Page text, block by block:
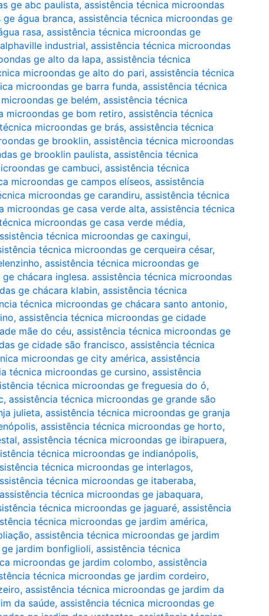
ge abc paulista, assistência técnica microondas
água branca, assistência técnica microondas ge
rasa, assistência técnica microondas ge
industrial, assistência técnica microondas
ge alto da lapa, assistência técnica
microondas ge alto do pari, assistência técnica
microondas ge barra funda, assistência técnica
ge belém, assistência técnica
microondas ge bom retiro, assistência técnica
microondas ge brás, assistência técnica
ge brooklin, assistência técnica microondas
ge brooklin paulista, assistência técnica
ge cambuci, assistência técnica
microondas ge campos elíseos, assistência
microondas ge carandiru, assistência técnica
microondas ge casa verde alta, assistência técnica
microondas ge casa verde média,
técnica microondas ge caxingui,
técnica microondas ge cerqueira césar,
, assistência técnica microondas ge
chácara inglesa. assistência técnica microondas
ge chácara klabin, assistência técnica
técnica microondas ge chácara santo antonio,
, assistência técnica microondas ge cidade
mãe do céu, assistência técnica microondas ge
ge cidade são francisco, assistência técnica
microondas ge city américa, assistência
técnica microondas ge cursino, assistência
técnica microondas ge freguesia do ó,
, assistência técnica microondas ge grande são
julieta, assistência técnica microondas ge granja
, assistência técnica microondas ge horto,
, assistência técnica microondas ge ibirapuera,
técnica microondas ge indianópolis,
técnica microondas ge interlagos,
técnica microondas ge itaberaba,
assistência técnica microondas ge jabaquara,
técnica microondas ge jaguaré, assistência
técnica microondas ge jardim américa,
, assistência técnica microondas ge jardim
jardim bonfiglioli, assistência técnica
microondas ge jardim colombo, assistência
técnica microondas ge jardim cordeiro,
, assistência técnica microondas ge jardim da
da saúde, assistência técnica microondas ge